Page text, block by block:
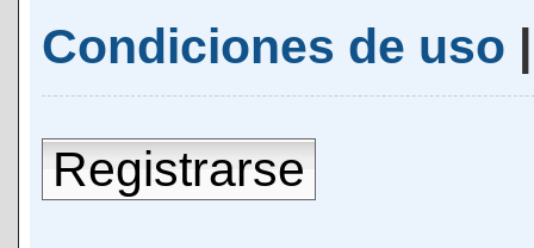
Condiciones de uso
Registrarse